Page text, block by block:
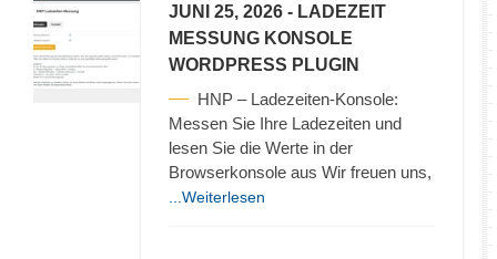
JUNI 25, 2026 - LADEZEIT
MESSUNG KONSOLE
WORDPRESS PLUGIN
HNP – Ladezeiten-Konsole:
Messen Sie Ihre Ladezeiten und
lesen Sie die Werte in der
Browserkonsole aus Wir freuen uns,
...Weiterlesen